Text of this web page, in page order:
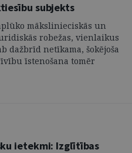
subjekts
mākslinieciskās un
robežas, vienlaikus
dažbrīd netīkama, šokējoša
īstenošana tomēr
ietekmi: Izglītības